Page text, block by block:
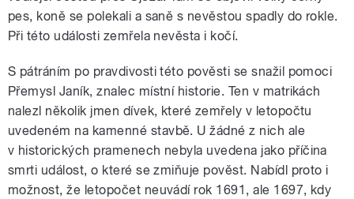
pes, koně se polekali a saně s nevěstou spadly do rokle.
Při této události zemřela nevěsta i kočí.
S pátráním po pravdivosti této pověsti se snažil pomoci
Přemysl Janík, znalec místní historie. Ten v matrikách
nalezl několik jmen dívek, které zemřely v letopočtu
uvedeném na kamenné stavbě. U žádné z nich ale
v historických pramenech nebyla uvedena jako příčina
smrti událost, o které se zmiňuje pověst. Nabídl proto i
možnost, že letopočet neuvádí rok 1691, ale 1697, kdy